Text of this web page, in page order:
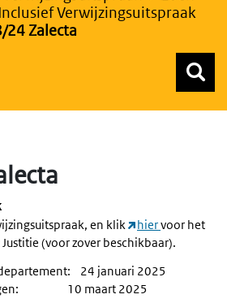
Verwijzingsuitspraak
24 Zalecta
en klik hiervoor het
(voor zover beschikbaar).
24 januari 2025
10 maart 2025